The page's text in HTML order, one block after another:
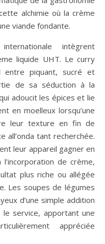
alchimie où la crème
viande fondante.
intègrent
liquide UHT. Le curry
entre piquant, sucré et
de sa séduction à la
adoucit les épices et lie
en moelleux lorsqu’une
leur texture en fin de
all’onda tant recherchée.
leur appareil gagner en
de crème,
plus riche ou allégée
Les soupes de légumes
d’une simple addition
service, apportant une
appréciée